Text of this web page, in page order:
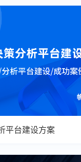
平台建设方案